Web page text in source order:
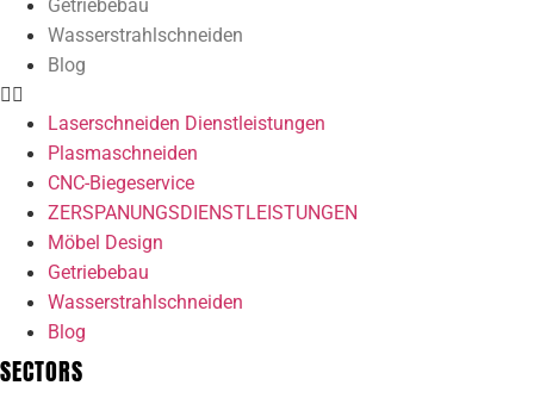
Getriebebau
Wasserstrahlschneiden
Blog
Laserschneiden Dienstleistungen
Plasmaschneiden
CNC-Biegeservice
ZERSPANUNGSDIENSTLEISTUNGEN
Möbel Design
Getriebebau
Wasserstrahlschneiden
Blog
SECTORS